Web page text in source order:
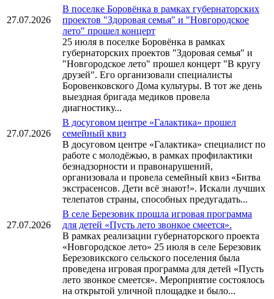
27.07.2026
В поселке Боровёнка в рамках губернаторских
проектов "Здоровая семья" и "Новгородское
лето" прошел концерт
25 июля в поселке Боровёнка в рамках
губернаторских проектов "Здоровая семья" и
"Новгородское лето" прошел концерт "В кругу
друзей". Его организовали специалисты
Боровенковского Дома культуры. В тот же день
выездная бригада медиков провела
диагностику...
27.07.2026
В досуговом центре «Галактика» прошел
семейный квиз
В досуговом центре «Галактика» специалист по
работе с молодёжью, в рамках профилактики
безнадзорности и правонарушений,
организовала и провела семейный квиз «Битва
экстрасенсов. Дети всё знают!». Искали лучших
телепатов страны, способных предугадать...
27.07.2026
В селе Березовик прошла игровая программа
для детей «Пусть лето звонкое смеется».
В рамках реализации губернаторского проекта
«Новгородское лето» 25 июля в селе Березовик
Березовикского сельского поселения была
проведена игровая программа для детей «Пусть
лето звонкое смеется». Мероприятие состоялось
на открытой уличной площадке и было...